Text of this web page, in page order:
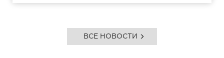
ВСЕ НОВОСТИ